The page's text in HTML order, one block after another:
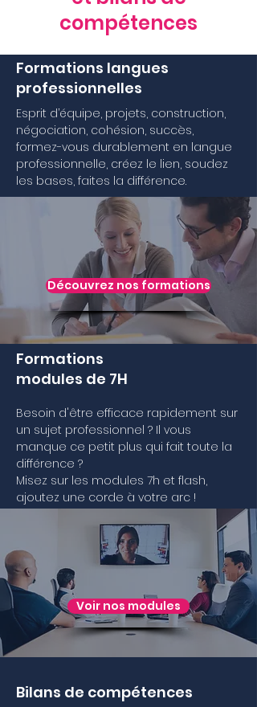
compétences
Formations langues
professionnelles
Esprit d’équipe, projets, construction,
négociation, cohésion, succès,
formez-vous durablement en langue
professionnelle, créez le lien, soudez
les bases, faites la différence.
Découvrez nos formations
Formations
modules de 7H
Besoin d'être efficace rapidement sur
un sujet professionnel ? Il vous
manque ce petit plus qui fait toute la
différence ?
Misez sur les modules 7h et flash,
ajoutez une corde à votre arc !
Voir nos modules
Bilans de compétences